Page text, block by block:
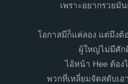
เพราะอยากรวยมัน
โอกาสมีก็แค่ลอง แต่มึงต้
ผู้ใหญ่ไม่มีศัก
ไอ้หน้า Hee ต้อง
พวกที่เหลี่ยมจัดสดับเอ